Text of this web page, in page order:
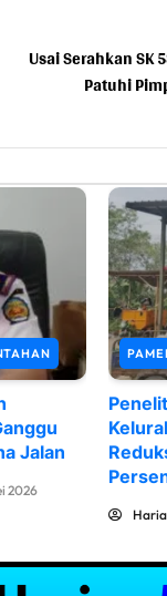
Usai Serahkan SK
Patuhi
Jalan
2026